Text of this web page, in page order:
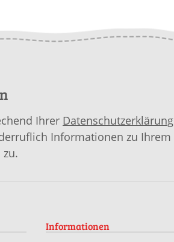
Ihrer Datenschutzerklärung
Informationen zu Ihrem
Informationen